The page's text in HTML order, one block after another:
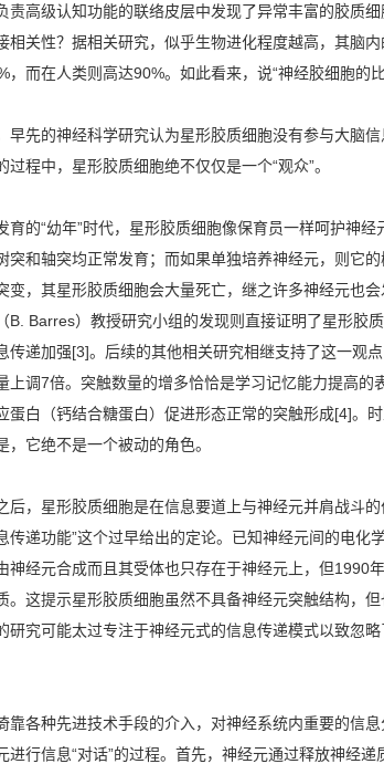
责高级认知功能的联络皮层中发现了异常丰富的胶质
相关性？据相关研究，似乎生物进化程度越高，其脑
，而在人类则高达90%。如此看来，说“神经胶细胞的
先的神经科学研究认为星形胶质细胞没有参与大脑信
过程中，星形胶质细胞绝不仅仅是一个“观众”。
“幼年”时代，星形胶质细胞像保育员一样呵护神经
突和轴突均正常发育；而如果单独培养神经元，则它
变，其星形胶质细胞会大量死亡，继之许多神经元也
B. Barres）教授研究小组的发现则直接证明了星形胶
传递加强[3]。后续的其他相关研究相继支持了这一观
上调7倍。突触数量的增多恰恰是学习记忆能力提高
蛋白（钙结合糖蛋白）促进形态正常的突触形成[4]。
，它绝不是一个被动的角色。
，星形胶质细胞是在信息要道上与神经元并肩战斗
传递功能”这个过早给出的定论。已知神经元间的电化
神经元合成而且其受体也只存在于神经元上，但1990
。这提示星形胶质细胞虽然不具备神经元突触结构，
研究可能太过专注于神经元式的信息传递模式以致忽
种先进技术手段的介入，对神经系统内重要的信息
进行信息“对话”的过程。首先，神经元通过释放神经